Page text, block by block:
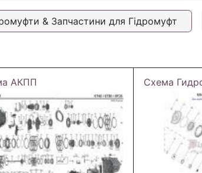
& Запчастини для Гідромуфт
АКПП Схема